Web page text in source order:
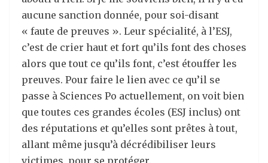
aucune sanction donnée, pour soi-disant
« faute de preuves ». Leur spécialité, à l’ESJ,
c’est de crier haut et fort qu’ils font des choses
alors que tout ce qu’ils font, c’est étouffer les
preuves. Pour faire le lien avec ce qu’il se
passe à Sciences Po actuellement, on voit bien
que toutes ces grandes écoles (ESJ inclus) ont
des réputations et qu’elles sont prêtes à tout,
allant même jusqu’à décrédibiliser leurs
victimes, pour se protéger.